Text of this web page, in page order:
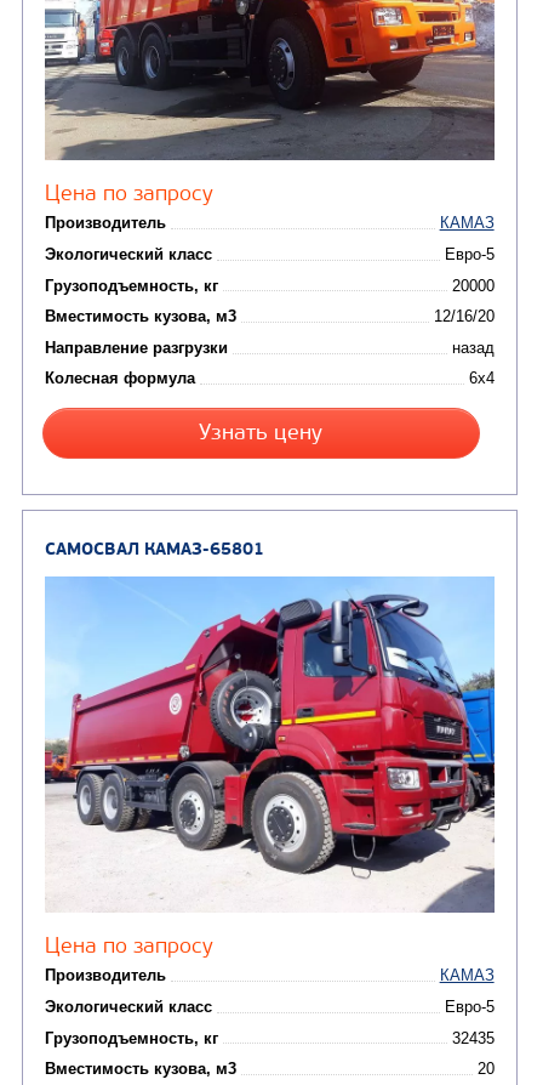
от 5 100 000
Производитель
Экологический класс
Грузоподъемность, кг
Вместимость кузова, м3
Колесная формула
Заказать
Кредит/Лизинг
САМОСВАЛ КАМАЗ-6520 В НАЛИЧИИ